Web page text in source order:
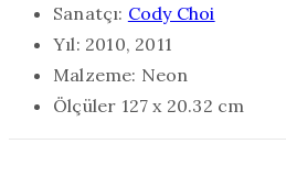
Sanatçı: Cody Choi
Yıl: 2010, 2011
Malzeme: Neon
Ölçüler 127 x 20.32 cm